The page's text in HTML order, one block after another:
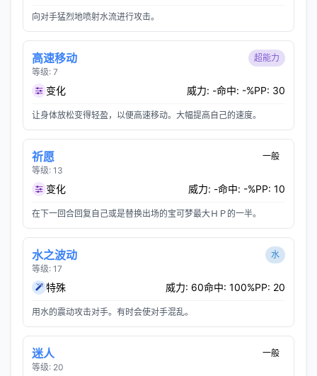
向对手猛烈地喷射水流进行攻击。
高速移动
等级: 7
超能力
变化 威力: -命中: -%PP: 30
让身体放松变得轻盈，以便高速移动。大幅提高自己的速度。
祈愿
等级: 13
一般
变化 威力: -命中: -%PP: 10
在下一回合回复自己或是替换出场的宝可梦最大ＨＰ的一半。
水之波动
等级: 17
水
特殊 威力: 60命中: 100%PP: 20
用水的震动攻击对手。有时会使对手混乱。
迷人
等级: 20
一般